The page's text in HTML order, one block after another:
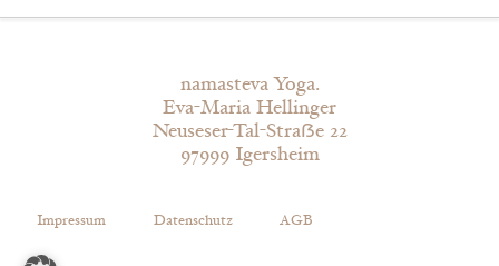
namasteva Yoga.
Eva-Maria Hellinger
Neuseser-Tal-Straẞe 22
97999 Igersheim
Impressum Datenschutz AGB